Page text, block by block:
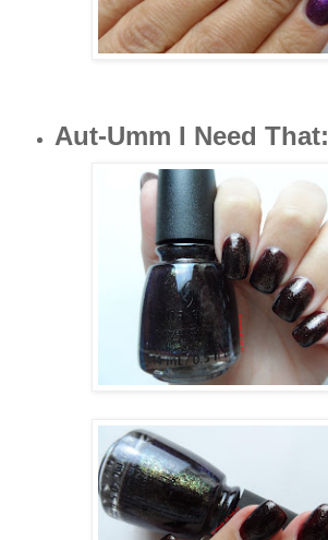
Aut-Umm I Need That: